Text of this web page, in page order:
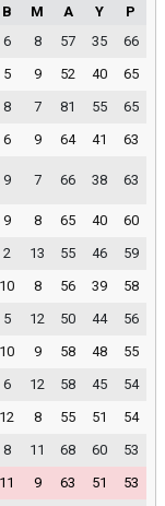
B M A Y
P
6 8 57 35
66
5 9 52 40
65
8 7 81 55
65
6 9 64 41 63
9 7 66 38 63
9 8 65 40
60
2 13 55 46
59
10 8 56 39
58
5 12 50 44
56
10 9 58 48
55
6 12 58 45
54
12 8 55 51
54
8 11 68 60
53
11 9 63 51
53